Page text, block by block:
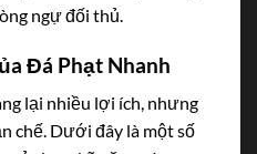
ngự đối thủ.
Đá Phạt Nhanh
lại nhiều lợi ích, nhưng
chế. Dưới đây là một số